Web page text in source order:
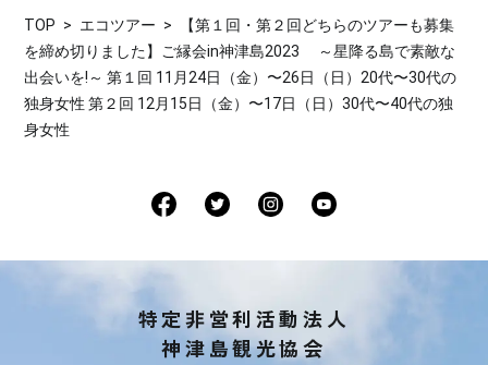
TOP エコツアー
【第１回・第２回どちらのツアーも募集
を締め切りました】ご縁会in神津島2023 ～星降る島で素敵な
出会いを!～ 第１回 11月24日（金）〜26日（日）20代〜30代の
独身女性 第２回 12月15日（金）〜17日（日）30代〜40代の独
身女性
特定非営利活動法人
神津島観光協会